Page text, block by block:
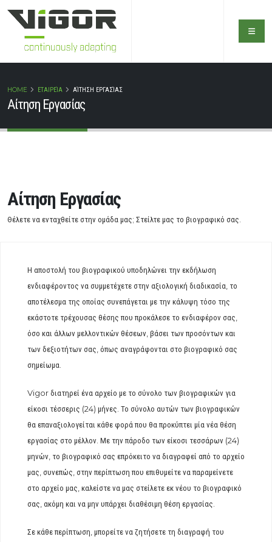
Αίτηση Εργασίας
HOME ΕΤΑΙΡΕΊΑ ΑΊΤΗΣΗ ΕΡΓΑΣΊΑΣ
Αίτηση Εργασίας
Θέλετε να ενταχθείτε στην ομάδα μας; Στείλτε μας το βιογραφικό σας.
Η αποστολή του βιογραφικού υποδηλώνει την εκδήλωση
ενδιαφέροντος να συμμετέχετε στην αξιολογική διαδικασία, το
αποτέλεσμα της οποίας συνεπάγεται με την κάλυψη τόσο της
εκάστοτε τρέχουσας θέσης που προκάλεσε το ενδιαφέρον σας,
όσο και άλλων μελλοντικών θέσεων, βάσει των προσόντων και
των δεξιοτήτων σας, όπως αναγράφονται στο βιογραφικό σας
σημείωμα.
Vigor διατηρεί ένα αρχείο με το σύνολο των βιογραφικών για
είκοσι τέσσερις (24) μήνες. Το σύνολο αυτών των βιογραφικών
θα επαναξιολογείται κάθε φορά που θα προκύπτει μία νέα θέση
εργασίας στο μέλλον. Με την πάροδο των είκοσι τεσσάρων (24)
μηνών, το βιογραφικό σας επρόκειτο να διαγραφεί από το αρχείο
μας, συνεπώς, στην περίπτωση που επιθυμείτε να παραμείνετε
στο αρχείο μας, καλείστε να μας στείλετε εκ νέου το βιογραφικό
σας, ακόμη και να μην υπάρχει διαθέσιμη θέση εργασίας.
Σε κάθε περίπτωση, μπορείτε να ζητήσετε τη διαγραφή του